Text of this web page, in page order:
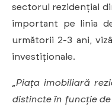
sectorul rezidențial
important pe linia
următorii 2-3 ani,
investiționale.
„Piața imobiliară
distincte în funcție